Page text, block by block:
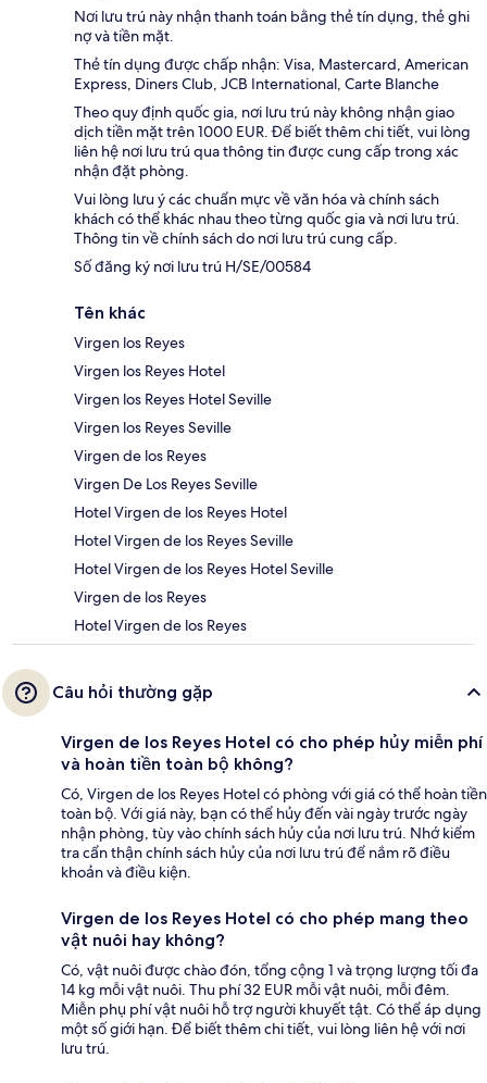
Nơi lưu trú này nhận thanh toán bằng thẻ tín dụng, thẻ ghi
nợ và tiền mặt.
Thẻ tín dụng được chấp nhận: Visa, Mastercard, American
Express, Diners Club, JCB International, Carte Blanche
Theo quy định quốc gia, nơi lưu trú này không nhận giao
dịch tiền mặt trên 1000 EUR. Để biết thêm chi tiết, vui lòng
liên hệ nơi lưu trú qua thông tin được cung cấp trong xác
nhận đặt phòng.
Vui lòng lưu ý các chuẩn mực về văn hóa và chính sách
khách có thể khác nhau theo từng quốc gia và nơi lưu trú.
Thông tin về chính sách do nơi lưu trú cung cấp.
Số đăng ký nơi lưu trú H/SE/00584
Tên khác
Virgen los Reyes
Virgen los Reyes Hotel
Virgen los Reyes Hotel Seville
Virgen los Reyes Seville
Virgen de los Reyes
Virgen De Los Reyes Seville
Hotel Virgen de los Reyes Hotel
Hotel Virgen de los Reyes Seville
Hotel Virgen de los Reyes Hotel Seville
Virgen de los Reyes
Hotel Virgen de los Reyes
Câu hỏi thường gặp
Virgen de los Reyes Hotel có cho phép hủy miễn phí
và hoàn tiền toàn bộ không?
Có, Virgen de los Reyes Hotel có phòng với giá có thể hoàn tiền
toàn bộ. Với giá này, bạn có thể hủy đến vài ngày trước ngày
nhận phòng, tùy vào chính sách hủy của nơi lưu trú. Nhớ kiểm
tra cẩn thận chính sách hủy của nơi lưu trú để nắm rõ điều
khoản và điều kiện.
Virgen de los Reyes Hotel có cho phép mang theo
vật nuôi hay không?
Có, vật nuôi được chào đón, tổng cộng 1 và trọng lượng tối đa
14 kg mỗi vật nuôi. Thu phí 32 EUR mỗi vật nuôi, mỗi đêm.
Miễn phụ phí vật nuôi hỗ trợ người khuyết tật. Có thể áp dụng
một số giới hạn. Để biết thêm chi tiết, vui lòng liên hệ với nơi
lưu trú.